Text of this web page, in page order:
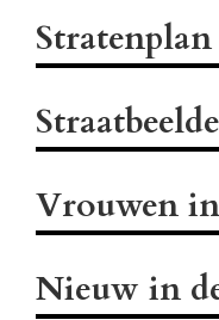
Stratenplan
Vrouwen
Nieuw in